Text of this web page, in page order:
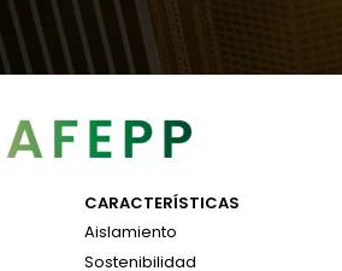
CARACTERÍSTICAS
Aislamiento
Sostenibilidad